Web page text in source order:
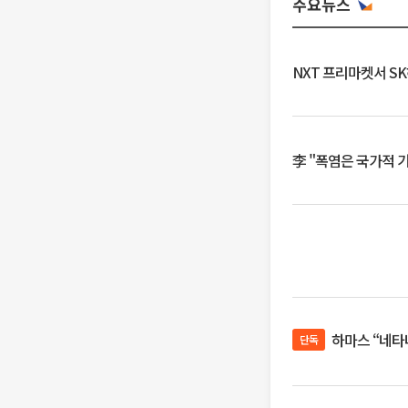
NXT 프리마켓서
李 "폭염은 국가적
단독 하마스 “네